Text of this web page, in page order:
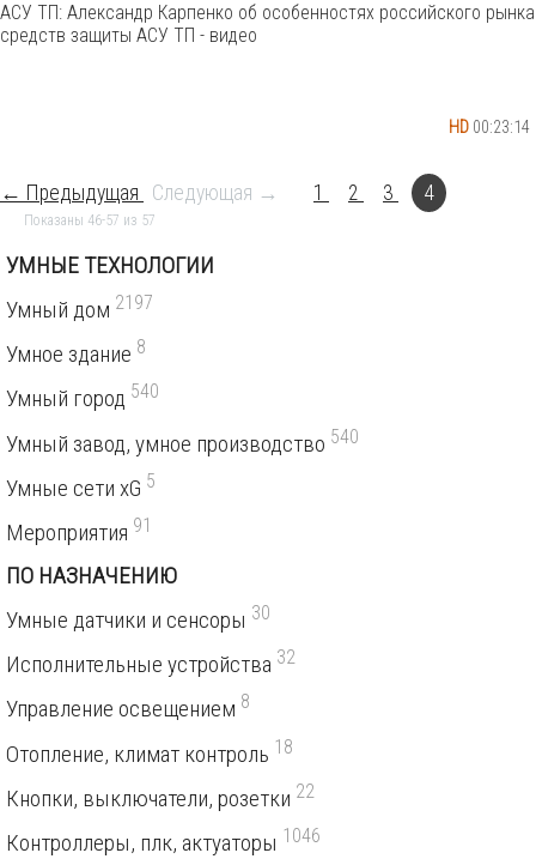
HD 00:23:14
АСУ ТП: Александр Карпенко об особенностях российского рынка
средств защиты АСУ ТП - видео
← Предыдущая Следующая → 1 2 3 4
Показаны 46-57 из 57
УМНЫЕ ТЕХНОЛОГИИ
Умный дом 2197
Умное здание 8
Умный город 540
Умный завод, умное производство 540
Умные сети xG 5
Мероприятия 91
ПО НАЗНАЧЕНИЮ
Умные датчики и сенсоры 30
Исполнительные устройства 32
Управление освещением 8
Отопление, климат контроль 18
Кнопки, выключатели, розетки 22
Контроллеры, плк, актуаторы 1046